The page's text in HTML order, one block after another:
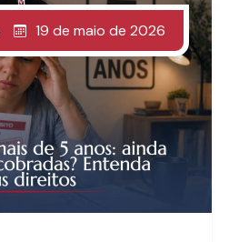
19 de maio de 2026